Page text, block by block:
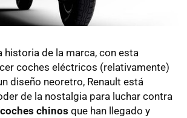
historia de la marca, con esta
coches eléctricos (relativamente)
diseño neoretro, Renault está
de la nostalgia para luchar contra
chinos que han llegado y